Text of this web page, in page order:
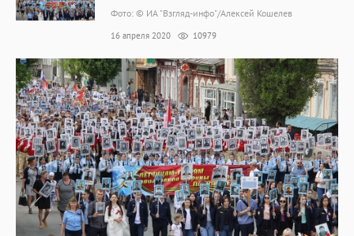
Фото: © ИА "Взгляд-инфо"/Алексей Кошелев
16 апреля 2020 10979